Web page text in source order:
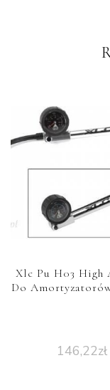
Xlc Pu H03 High
Do
146,22zł